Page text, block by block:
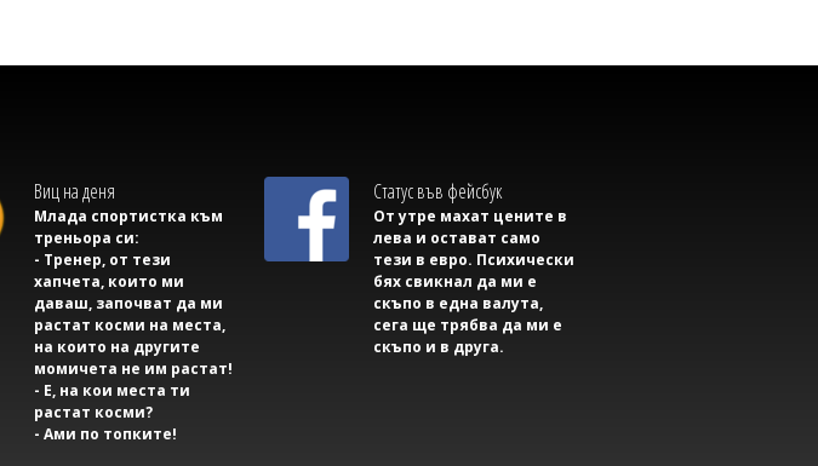
очакваше
Виц на деня
Млада спортистка към
треньора си:
- Тренер, от тези
хапчета, които ми
даваш, започват да ми
растат косми на места,
на които на другите
момичета не им растат!
- Е, на кои места ти
растат косми?
- Ами по топките!
Статус във фейсбук
От утре махат цените в
лева и остават само
тези в евро. Психически
бях свикнал да ми е
скъпо в една валута,
сега ще трябва да ми е
скъпо и в друга.